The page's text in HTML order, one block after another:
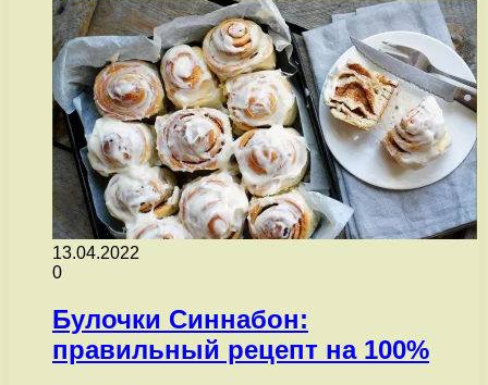
13.04.2022
0
Булочки Синнабон:
правильный рецепт на 100%